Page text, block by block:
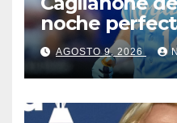
noche
AGOSTO 9, 2026